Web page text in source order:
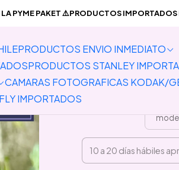
PRODUCTOS ENVIO INMEDIATO
PRODUCTOS STANLEY
CAMARAS FOTOGRAFICAS KODAK/
IMPORTADOS
PYME PAKET ⚠️PRODUCTOS
IMPORTADOS Pins Preventa Pin Mi